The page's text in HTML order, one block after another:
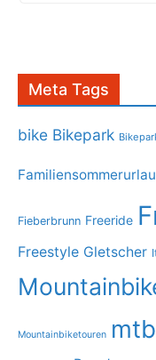
Meta Tags
bike Bikepark
Fieberbrunn Freeride
Freestyle Gletscher
Mountainbiketouren mtb